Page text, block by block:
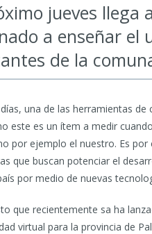
jueves
a enseñar el
de la
una de las herramientas
este es un ítem a medir
por ejemplo el nuestro. Es
que buscan potenciar el
por medio de nuevas
que recientemente sa ha
virtual para la provincia de